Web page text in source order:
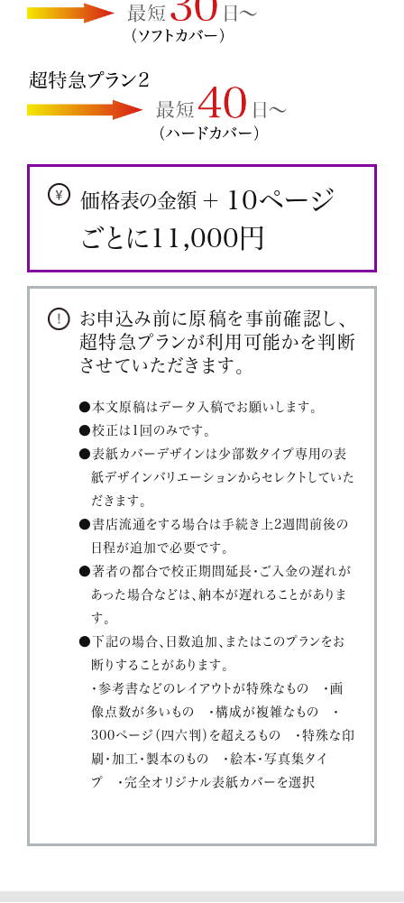
価格表の金額 ＋ 10ページ
ごとに11,000円
お申込み前に原稿を事前確認し、
超特急プランが利用可能かを判断
させていただきます。
●本文原稿はデータ入稿でお願いします。
●校正は1回のみです。
●表紙カバーデザインは少部数タイプ専用の表
紙デザインバリエーションからセレクトしていた
だきます。
●書店流通をする場合は手続き上2週間前後の
日程が追加で必要です。
●著者の都合で校正期間延長・ご入金の遅れが
あった場合などは、納本が遅れることがありま
す。
●下記の場合、日数追加、またはこのプランをお
断りすることがあります。
・参考書などのレイアウトが特殊なもの ・画
像点数が多いもの ・構成が複雑なもの ・
300ページ（四六判）を超えるもの ・特殊な印
刷・加工・製本のもの ・絵本・写真集タイ
プ ・完全オリジナル表紙カバーを選択